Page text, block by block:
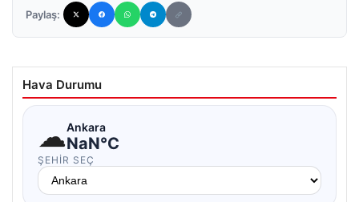
Paylaş:
Hava Durumu
☁Ankara
NaN°C
ŞEHIR SEÇ